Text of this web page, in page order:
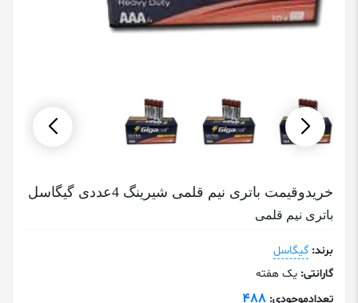
خریدوقیمت باتری نیم قلمی شیرینگ 4عددی گیگاسل
باتری نیم قلمی
برند: گیگاسل
گارانتی: یک هفته
تعدادموجودی: 488